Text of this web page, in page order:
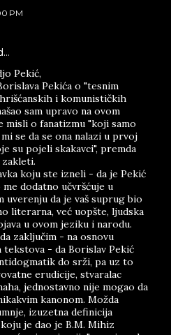
PM
Pekić,
Pekića o "tesnim
i komunističkih
sam upravo na ovom
misli o fanatizmu "koji samo
se da se ona nalazi u prvoj
su pojeli skakavci", premda
koju ste izneli - da je Pekić
dodatno učvršćuje u
uverenju da je vaš suprug bio
literarna, već uopšte, ljudska
u ovom jeziku i narodu.
zaključim - na osnovu
- da Borislav Pekić
do srži, pa uz to
erudicije, stvaralac
jednostavno nije mogao da
kanonom. Možda
izuzetna definicija
je dao je B.M. Mihiz